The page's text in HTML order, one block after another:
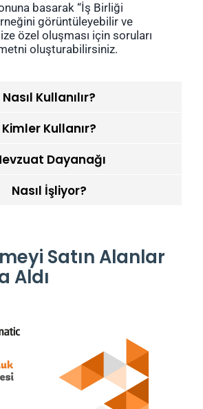
basarak “İş Birliği
görüntüleyebilir ve
özel oluşması için soruları
oluşturabilirsiniz.
Nasıl Kullanılır?
Kimler Kullanır?
Dayanağı
Nasıl İşliyor?
Satın Alanlar
Aldı